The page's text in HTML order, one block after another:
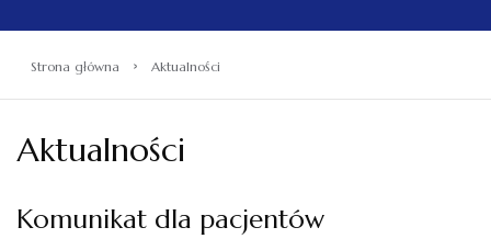
Strona główna › Aktualności
Aktualności
Komunikat dla pacjentów